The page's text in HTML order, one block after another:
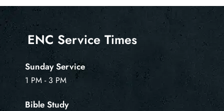
ENC Service Times
Sunday Service
1 PM - 3 PM
Bible Study